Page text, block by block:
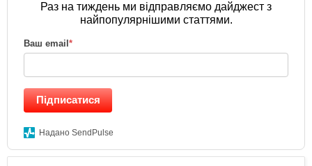
Раз на тиждень ми відправляємо дайджест з
найпопулярнішими статтями.
Ваш email *
Підписатися
Надано SendPulse